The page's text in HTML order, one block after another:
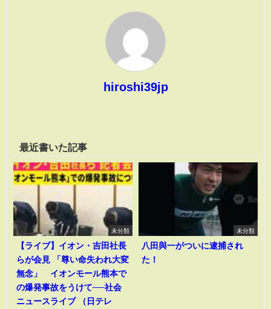
hiroshi39jp
最近書いた記事
未分類
【ライブ】イオン・吉田社長
らが会見 「尊い命失われ大変
無念」 イオンモール熊本で
の爆発事故をうけて──社会
ニュースライブ （日テレ
未分類
八田與一がついに逮捕され
た！